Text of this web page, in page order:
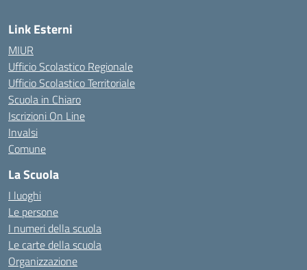
Link Esterni
MIUR
Ufficio Scolastico Regionale
Ufficio Scolastico Territoriale
Scuola in Chiaro
Iscrizioni On Line
Invalsi
Comune
La Scuola
I luoghi
Le persone
I numeri della scuola
Le carte della scuola
Organizzazione